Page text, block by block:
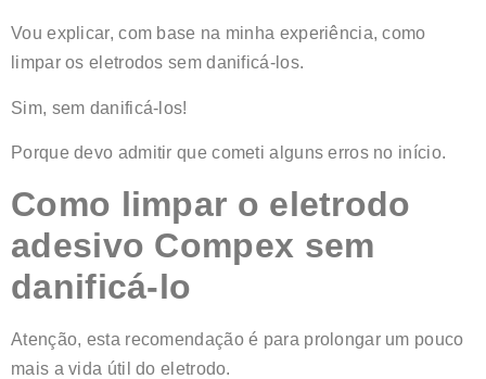
Vou explicar, com base na minha experiência, como
limpar os eletrodos sem danificá-los.
Sim, sem danificá-los!
Porque devo admitir que cometi alguns erros no início.
Como limpar o eletrodo
adesivo Compex sem
danificá-lo
Atenção, esta recomendação é para prolongar um pouco
mais a vida útil do eletrodo.